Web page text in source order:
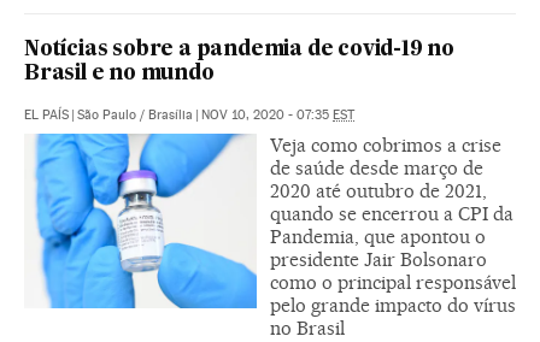
Notícias sobre a pandemia de covid-19 no
Brasil e no mundo
EL PAÍS São Paulo / Brasília NOV 10, 2020 - 07:35 EST
Veja como cobrimos a crise
de saúde desde março de
2020 até outubro de 2021,
quando se encerrou a CPI da
Pandemia, que apontou o
presidente Jair Bolsonaro
como o principal responsável
pelo grande impacto do vírus
no Brasil